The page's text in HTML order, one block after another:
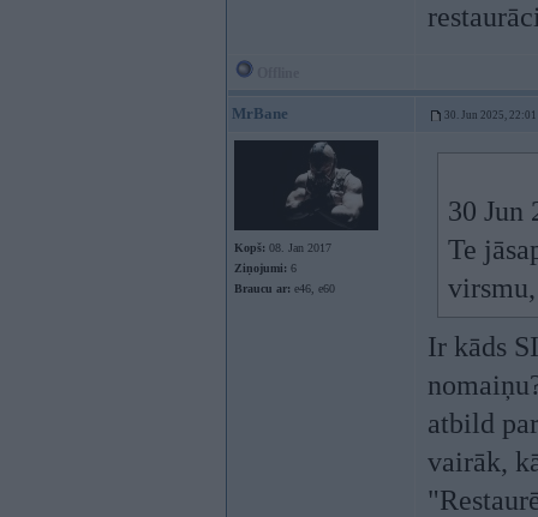
MrBane 30. Jun 2025, 22:01
Kopš: 08. Jan 2017
Ziņojumi: 6
Braucu ar: e46, e60
30 Jun
Te
Ir kāds
atbild
vairāk,